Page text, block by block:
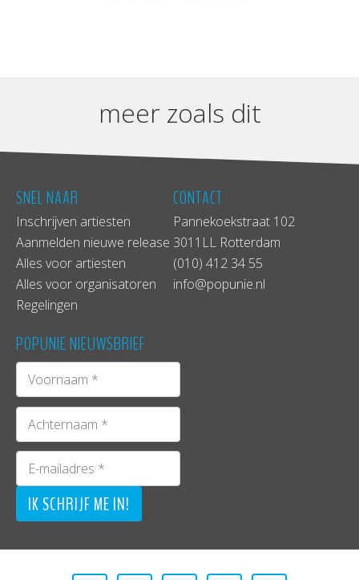
meer zoals dit
SNEL NAAR
Inschrijven artiesten
Aanmelden nieuwe release
Alles voor artiesten
Alles voor organisatoren
Regelingen
CONTACT
Pannekoekstraat 102
3011LL Rotterdam
(010) 412 34 55
info@popunie.nl
POPUNIE NIEUWSBRIEF